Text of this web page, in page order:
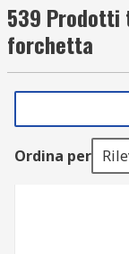
Il tubo, o
crimpatura,
intrecciato
Il contatto
una
si collega
I terminali
A che cosa
539 Prodotti
forchetta
Ordina per